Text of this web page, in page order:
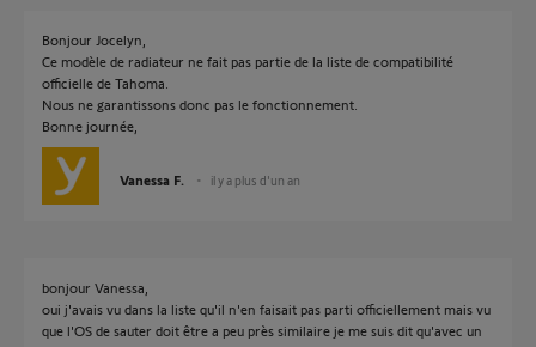
Bonjour Jocelyn,
Ce modèle de radiateur ne fait pas partie de la liste de compatibilité
officielle de Tahoma.
Nous ne garantissons donc pas le fonctionnement.
Bonne journée,
Vanessa F. il y a plus d'un an
bonjour Vanessa,
oui j'avais vu dans la liste qu'il n'en faisait pas parti officiellement mais vu
que l'OS de sauter doit être a peu près similaire je me suis dit qu'avec un